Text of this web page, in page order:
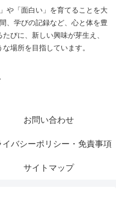
や「面白い」を育てることを大
、学びの記録など、心と体を豊
びに、新しい興味が芽生え、
場所を目指しています。
お問い合わせ
イバシーポリシー・免責事項
サイトマップ